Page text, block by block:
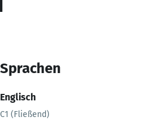
Sprachen
Englisch
C1 (Fließend)